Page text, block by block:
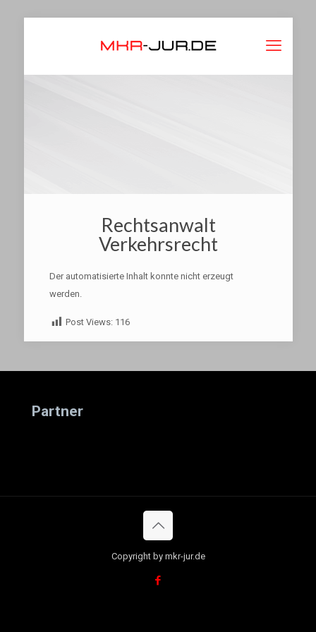
Rechtsanwalt
Verkehrsrecht
Der automatisierte Inhalt konnte nicht erzeugt
werden.
Post Views: 116
Partner
Copyright by mkr-jur.de